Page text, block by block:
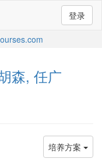
登录
森, 任广
培养方案